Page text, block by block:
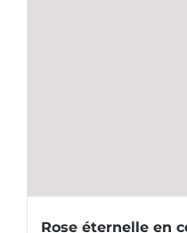
Rose éternelle en